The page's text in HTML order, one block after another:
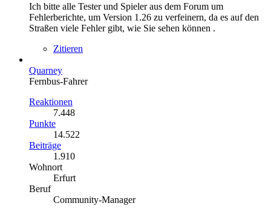
Ich bitte alle Tester und Spieler aus dem Forum um
Fehlerberichte, um Version 1.26 zu verfeinern, da es auf den
Straßen viele Fehler gibt, wie Sie sehen können .
Zitieren
Quarney
Fernbus-Fahrer
Reaktionen
7.448
Punkte
14.522
Beiträge
1.910
Wohnort
Erfurt
Beruf
Community-Manager